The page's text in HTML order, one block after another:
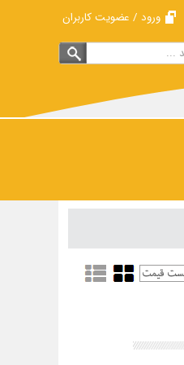
ورود / عضویت کاربران